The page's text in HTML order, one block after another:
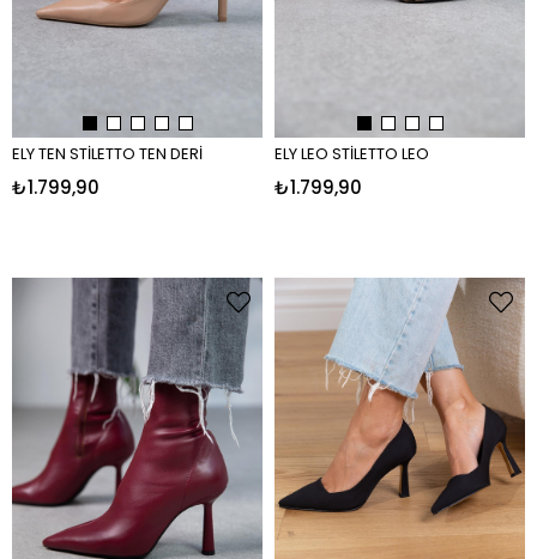
ELY TEN STİLETTO TEN DERİ
₺1.799,90
ELY LEO STİLETTO LEO
₺1.799,90